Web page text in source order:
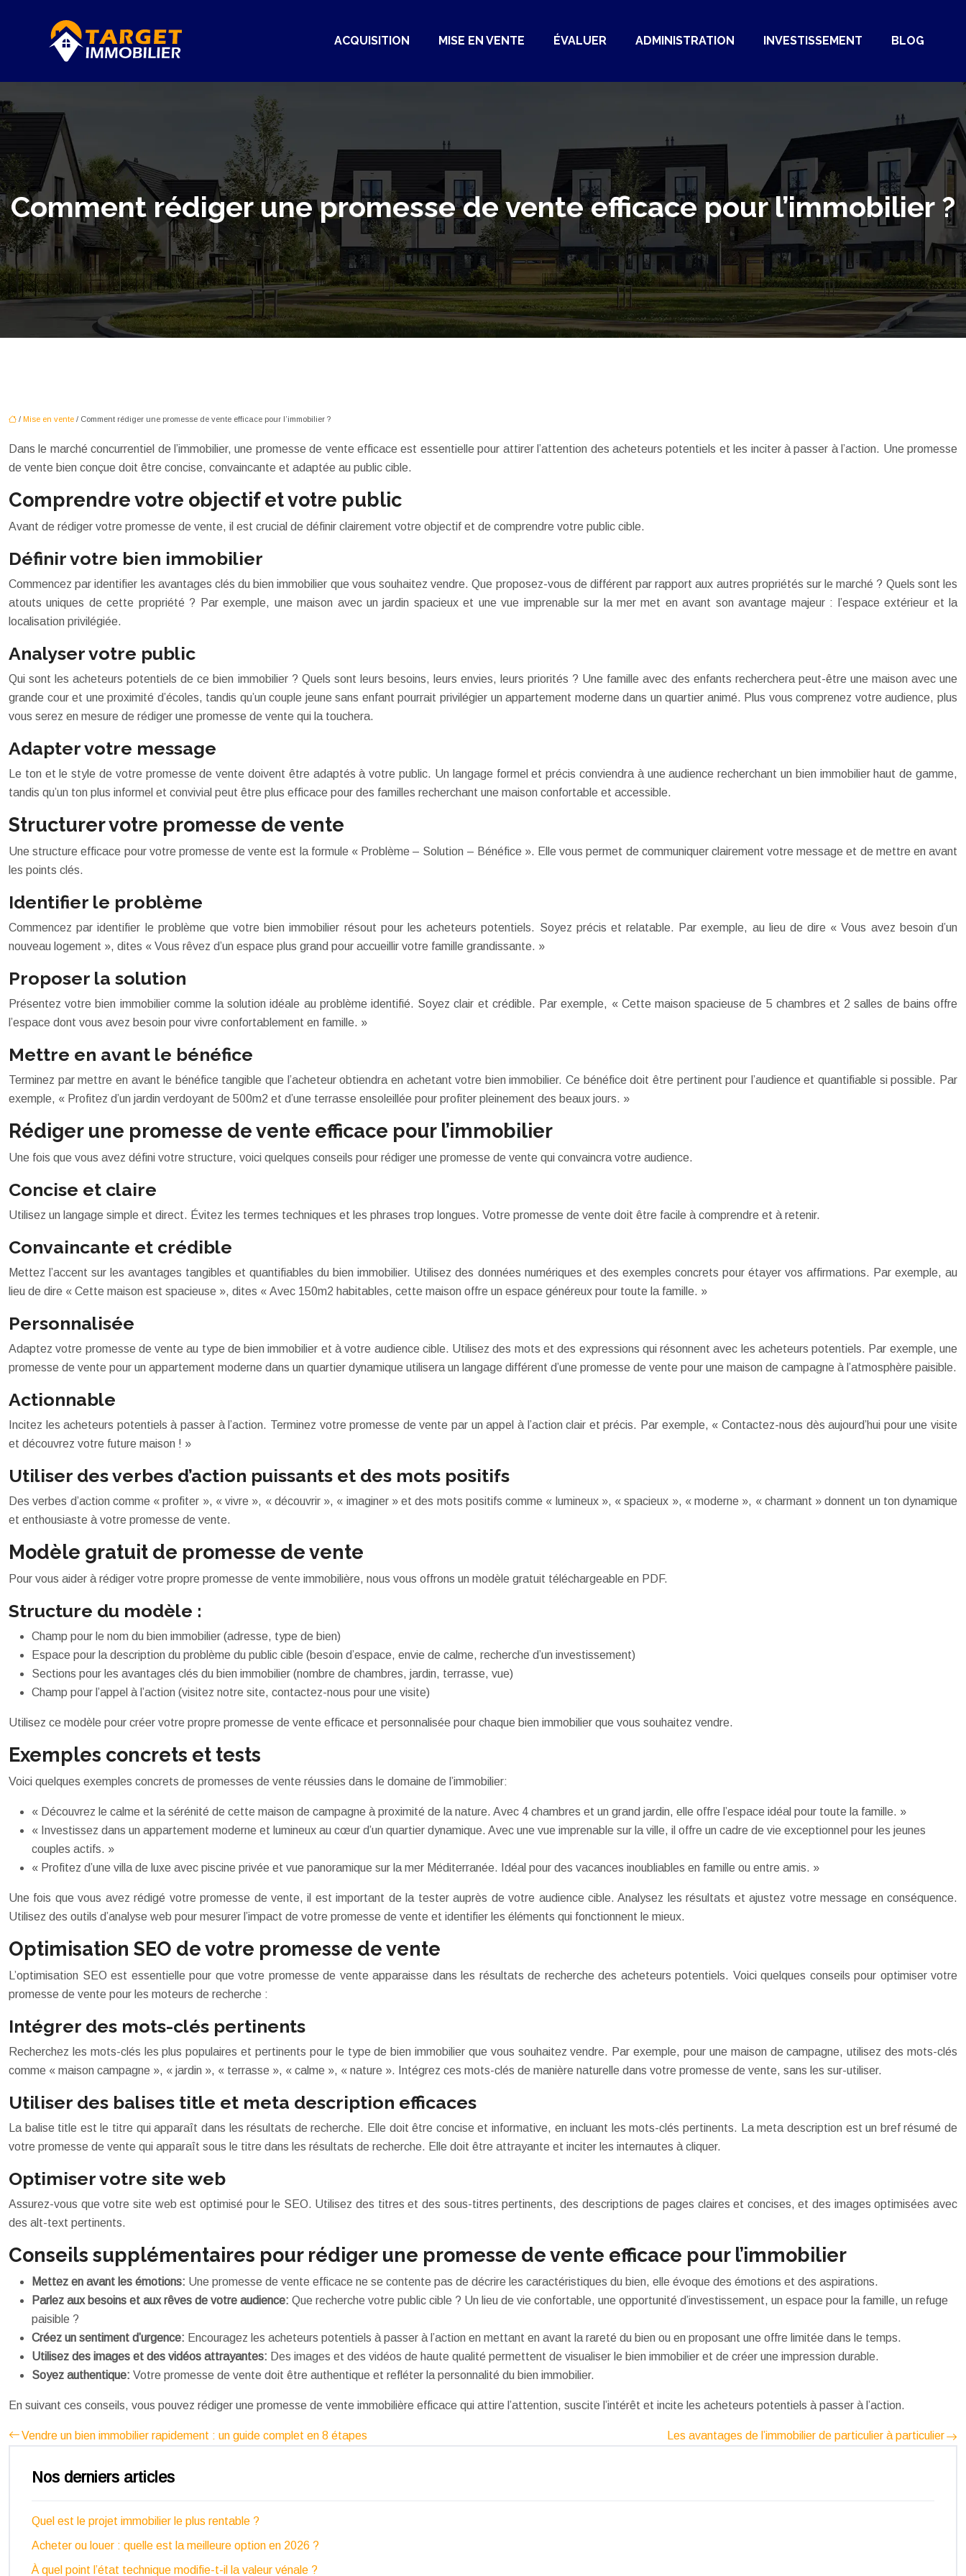
ACQUISITION MISE EN VENTE ÉVALUER ADMINISTRATION INVESTISSEMENT BLOG
Comment rédiger une promesse de vente efficace pour l’immobilier ?
/ Mise en vente / Comment rédiger une promesse de vente efficace pour l’immobilier ?
Dans le marché concurrentiel de l’immobilier, une promesse de vente efficace est essentielle pour attirer l’attention des acheteurs potentiels et les inciter à passer à l’action. Une promesse
de vente bien conçue doit être concise, convaincante et adaptée au public cible.
Comprendre votre objectif et votre public
Avant de rédiger votre promesse de vente, il est crucial de définir clairement votre objectif et de comprendre votre public cible.
Définir votre bien immobilier
Commencez par identifier les avantages clés du bien immobilier que vous souhaitez vendre. Que proposez-vous de différent par rapport aux autres propriétés sur le marché ? Quels sont les
atouts uniques de cette propriété ? Par exemple, une maison avec un jardin spacieux et une vue imprenable sur la mer met en avant son avantage majeur : l’espace extérieur et la
localisation privilégiée.
Analyser votre public
Qui sont les acheteurs potentiels de ce bien immobilier ? Quels sont leurs besoins, leurs envies, leurs priorités ? Une famille avec des enfants recherchera peut-être une maison avec une
grande cour et une proximité d’écoles, tandis qu’un couple jeune sans enfant pourrait privilégier un appartement moderne dans un quartier animé. Plus vous comprenez votre audience, plus
vous serez en mesure de rédiger une promesse de vente qui la touchera.
Adapter votre message
Le ton et le style de votre promesse de vente doivent être adaptés à votre public. Un langage formel et précis conviendra à une audience recherchant un bien immobilier haut de gamme,
tandis qu’un ton plus informel et convivial peut être plus efficace pour des familles recherchant une maison confortable et accessible.
Structurer votre promesse de vente
Une structure efficace pour votre promesse de vente est la formule « Problème – Solution – Bénéfice ». Elle vous permet de communiquer clairement votre message et de mettre en avant
les points clés.
Identifier le problème
Commencez par identifier le problème que votre bien immobilier résout pour les acheteurs potentiels. Soyez précis et relatable. Par exemple, au lieu de dire « Vous avez besoin d’un
nouveau logement », dites « Vous rêvez d’un espace plus grand pour accueillir votre famille grandissante. »
Proposer la solution
Présentez votre bien immobilier comme la solution idéale au problème identifié. Soyez clair et crédible. Par exemple, « Cette maison spacieuse de 5 chambres et 2 salles de bains offre
l’espace dont vous avez besoin pour vivre confortablement en famille. »
Mettre en avant le bénéfice
Terminez par mettre en avant le bénéfice tangible que l’acheteur obtiendra en achetant votre bien immobilier. Ce bénéfice doit être pertinent pour l’audience et quantifiable si possible. Par
exemple, « Profitez d’un jardin verdoyant de 500m2 et d’une terrasse ensoleillée pour profiter pleinement des beaux jours. »
Rédiger une promesse de vente efficace pour l’immobilier
Une fois que vous avez défini votre structure, voici quelques conseils pour rédiger une promesse de vente qui convaincra votre audience.
Concise et claire
Utilisez un langage simple et direct. Évitez les termes techniques et les phrases trop longues. Votre promesse de vente doit être facile à comprendre et à retenir.
Convaincante et crédible
Mettez l’accent sur les avantages tangibles et quantifiables du bien immobilier. Utilisez des données numériques et des exemples concrets pour étayer vos affirmations. Par exemple, au
lieu de dire « Cette maison est spacieuse », dites « Avec 150m2 habitables, cette maison offre un espace généreux pour toute la famille. »
Personnalisée
Adaptez votre promesse de vente au type de bien immobilier et à votre audience cible. Utilisez des mots et des expressions qui résonnent avec les acheteurs potentiels. Par exemple, une
promesse de vente pour un appartement moderne dans un quartier dynamique utilisera un langage différent d’une promesse de vente pour une maison de campagne à l’atmosphère paisible.
Actionnable
Incitez les acheteurs potentiels à passer à l’action. Terminez votre promesse de vente par un appel à l’action clair et précis. Par exemple, « Contactez-nous dès aujourd’hui pour une visite
et découvrez votre future maison ! »
Utiliser des verbes d’action puissants et des mots positifs
Des verbes d’action comme « profiter », « vivre », « découvrir », « imaginer » et des mots positifs comme « lumineux », « spacieux », « moderne », « charmant » donnent un ton dynamique
et enthousiaste à votre promesse de vente.
Modèle gratuit de promesse de vente
Pour vous aider à rédiger votre propre promesse de vente immobilière, nous vous offrons un modèle gratuit téléchargeable en PDF.
Structure du modèle :
Champ pour le nom du bien immobilier (adresse, type de bien)
Espace pour la description du problème du public cible (besoin d’espace, envie de calme, recherche d’un investissement)
Sections pour les avantages clés du bien immobilier (nombre de chambres, jardin, terrasse, vue)
Champ pour l’appel à l’action (visitez notre site, contactez-nous pour une visite)
Utilisez ce modèle pour créer votre propre promesse de vente efficace et personnalisée pour chaque bien immobilier que vous souhaitez vendre.
Exemples concrets et tests
Voici quelques exemples concrets de promesses de vente réussies dans le domaine de l’immobilier:
« Découvrez le calme et la sérénité de cette maison de campagne à proximité de la nature. Avec 4 chambres et un grand jardin, elle offre l’espace idéal pour toute la famille. »
« Investissez dans un appartement moderne et lumineux au cœur d’un quartier dynamique. Avec une vue imprenable sur la ville, il offre un cadre de vie exceptionnel pour les jeunes
couples actifs. »
« Profitez d’une villa de luxe avec piscine privée et vue panoramique sur la mer Méditerranée. Idéal pour des vacances inoubliables en famille ou entre amis. »
Une fois que vous avez rédigé votre promesse de vente, il est important de la tester auprès de votre audience cible. Analysez les résultats et ajustez votre message en conséquence.
Utilisez des outils d’analyse web pour mesurer l’impact de votre promesse de vente et identifier les éléments qui fonctionnent le mieux.
Optimisation SEO de votre promesse de vente
L’optimisation SEO est essentielle pour que votre promesse de vente apparaisse dans les résultats de recherche des acheteurs potentiels. Voici quelques conseils pour optimiser votre
promesse de vente pour les moteurs de recherche :
Intégrer des mots-clés pertinents
Recherchez les mots-clés les plus populaires et pertinents pour le type de bien immobilier que vous souhaitez vendre. Par exemple, pour une maison de campagne, utilisez des mots-clés
comme « maison campagne », « jardin », « terrasse », « calme », « nature ». Intégrez ces mots-clés de manière naturelle dans votre promesse de vente, sans les sur-utiliser.
Utiliser des balises title et meta description efficaces
La balise title est le titre qui apparaît dans les résultats de recherche. Elle doit être concise et informative, en incluant les mots-clés pertinents. La meta description est un bref résumé de
votre promesse de vente qui apparaît sous le titre dans les résultats de recherche. Elle doit être attrayante et inciter les internautes à cliquer.
Optimiser votre site web
Assurez-vous que votre site web est optimisé pour le SEO. Utilisez des titres et des sous-titres pertinents, des descriptions de pages claires et concises, et des images optimisées avec
des alt-text pertinents.
Conseils supplémentaires pour rédiger une promesse de vente efficace pour l’immobilier
Mettez en avant les émotions: Une promesse de vente efficace ne se contente pas de décrire les caractéristiques du bien, elle évoque des émotions et des aspirations.
Parlez aux besoins et aux rêves de votre audience: Que recherche votre public cible ? Un lieu de vie confortable, une opportunité d’investissement, un espace pour la famille, un refuge
paisible ?
Créez un sentiment d’urgence: Encouragez les acheteurs potentiels à passer à l’action en mettant en avant la rareté du bien ou en proposant une offre limitée dans le temps.
Utilisez des images et des vidéos attrayantes: Des images et des vidéos de haute qualité permettent de visualiser le bien immobilier et de créer une impression durable.
Soyez authentique: Votre promesse de vente doit être authentique et refléter la personnalité du bien immobilier.
En suivant ces conseils, vous pouvez rédiger une promesse de vente immobilière efficace qui attire l’attention, suscite l’intérêt et incite les acheteurs potentiels à passer à l’action.
Vendre un bien immobilier rapidement : un guide complet en 8 étapes Les avantages de l’immobilier de particulier à particulier
Nos derniers articles
Quel est le projet immobilier le plus rentable ?
Acheter ou louer : quelle est la meilleure option en 2026 ?
À quel point l’état technique modifie-t-il la valeur vénale ?